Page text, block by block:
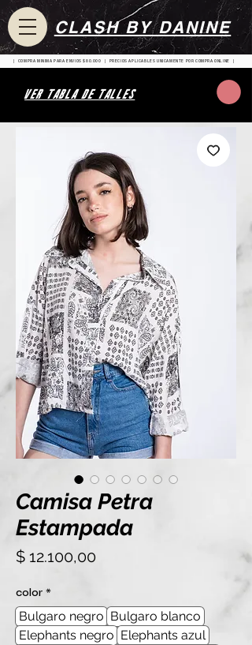
| COMPRA MINIMA PARA ENVIOS $80.000 | PRECIOS APLICABLES UNICAMENTE POR COMPRA ONLINE |
CLASH BY DANINE
VER TABLA DE TALLES
Camisa Petra
Estampada
$ 12.100,00Precio
color *
Bulgaro negro Bulgaro blanco
Elephants negro Elephants azul